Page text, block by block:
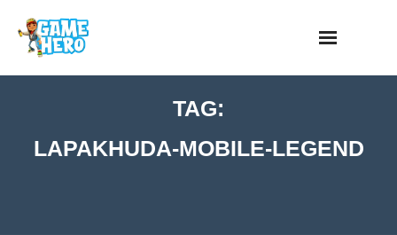
content
TAG:
LAPAKHUDA-MOBILE-LEGEND